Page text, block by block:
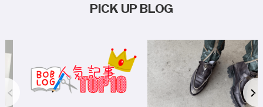
PICK UP BLOG